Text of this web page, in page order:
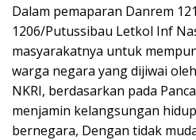
Dalam pemaparan Danrem
1206/Putussibau Letkol Inf
masyarakatnya untuk
warga negara yang dijiwai
NKRI, berdasarkan pada
menjamin kelangsungan
bernegara, Dengan tidak